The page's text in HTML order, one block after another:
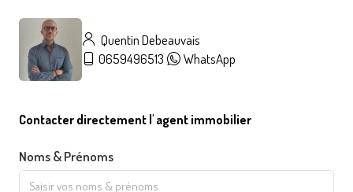
Quentin Debeauvais
0659496513
WhatsApp
Contacter directement l' agent immobilier
Noms & Prénoms